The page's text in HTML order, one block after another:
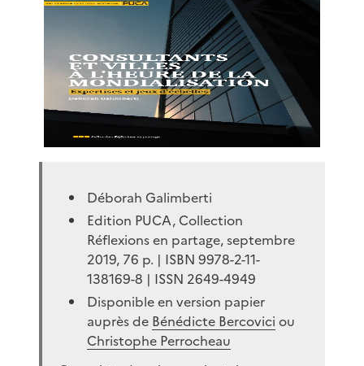
Déborah Galimberti
Edition PUCA, Collection
Réflexions en partage, septembre
2019, 76 p. | ISBN 9978-2-11-
138169-8 | ISSN 2649-4949
Disponible en version papier
auprès de Bénédicte Bercovici ou
Christophe Perrocheau